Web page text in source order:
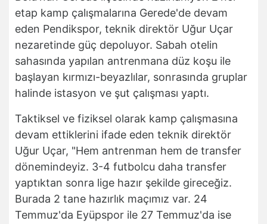
etap kamp çalışmalarına Gerede'de devam
eden Pendikspor, teknik direktör Uğur Uçar
nezaretinde güç depoluyor. Sabah otelin
sahasında yapılan antrenmana düz koşu ile
başlayan kırmızı-beyazlılar, sonrasında gruplar
halinde istasyon ve şut çalışması yaptı.
Taktiksel ve fiziksel olarak kamp çalışmasına
devam ettiklerini ifade eden teknik direktör
Uğur Uçar, "Hem antrenman hem de transfer
dönemindeyiz. 3-4 futbolcu daha transfer
yaptıktan sonra lige hazır şekilde gireceğiz.
Burada 2 tane hazırlık maçımız var. 24
Temmuz'da Eyüpspor ile 27 Temmuz'da ise